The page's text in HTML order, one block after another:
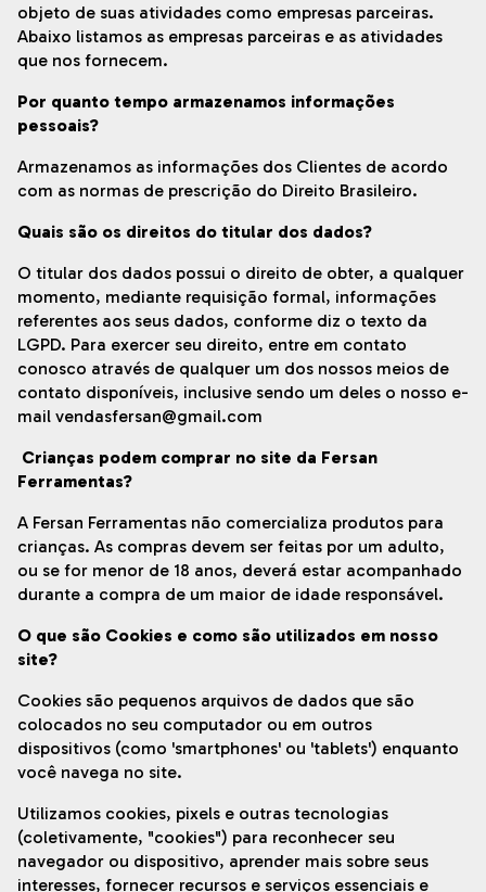
objeto de suas atividades como empresas parceiras.
Abaixo listamos as empresas parceiras e as atividades
que nos fornecem.
Por quanto tempo armazenamos informações
pessoais?
Armazenamos as informações dos Clientes de acordo
com as normas de prescrição do Direito Brasileiro.
Quais são os direitos do titular dos dados?
O titular dos dados possui o direito de obter, a qualquer
momento, mediante requisição formal, informações
referentes aos seus dados, conforme diz o texto da
LGPD. Para exercer seu direito, entre em contato
conosco através de qualquer um dos nossos meios de
contato disponíveis, inclusive sendo um deles o nosso e-
mail vendasfersan@gmail.com
Crianças podem comprar no site da Fersan
Ferramentas?
A Fersan Ferramentas não comercializa produtos para
crianças. As compras devem ser feitas por um adulto,
ou se for menor de 18 anos, deverá estar acompanhado
durante a compra de um maior de idade responsável.
O que são Cookies e como são utilizados em nosso
site?
Cookies são pequenos arquivos de dados que são
colocados no seu computador ou em outros
dispositivos (como 'smartphones' ou 'tablets') enquanto
você navega no site.
Utilizamos cookies, pixels e outras tecnologias
(coletivamente, "cookies") para reconhecer seu
navegador ou dispositivo, aprender mais sobre seus
interesses, fornecer recursos e serviços essenciais e